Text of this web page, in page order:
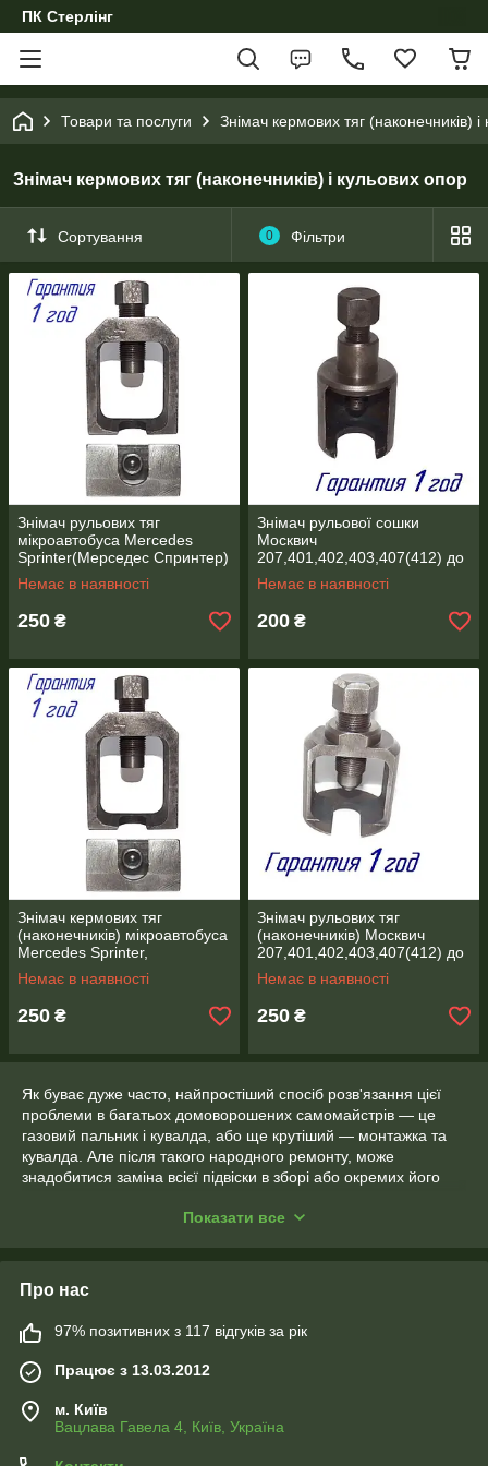
ПК Стерлінг
Товари та послуги Знімач кермових тяг (наконечників)
Знімач кермових тяг (наконечників) і кульових опор
Сортування 0 Фільтри
Знімач рульових тяг
мікроавтобуса Mercedes
Sprinter(Мерседес Спринтер)
Немає в наявності
250 ₴
Знімач рульової сошки
Москвич
207,401,402,403,407(412) до
2140.
Немає в наявності
200 ₴
Знімач кермових тяг
(наконечників) мікроавтобуса
Mercedes Sprinter,
Volkswagen LT
Немає в наявності
250 ₴
Знімач рульових тяг
(наконечників) Москвич
207,401,402,403,407(412) до
2140.
Немає в наявності
250 ₴
Як буває дуже часто, найпростіший спосіб розв'язання цієї
проблеми в багатьох домоворошених самомайстрів — це
газовий пальник і кувалда, або ще крутіший — монтажка та
кувалда. Але після такого народного ремонту, може
знадобитися заміна всієї підвіски в зборі або окремих його
грошей, порадуй використовувати під час ремонту
Показати все
Про нас
97% позитивних з 117 відгуків за рік
Працює з 13.03.2012
м. Київ
Вацлава Гавела 4, Київ, Україна